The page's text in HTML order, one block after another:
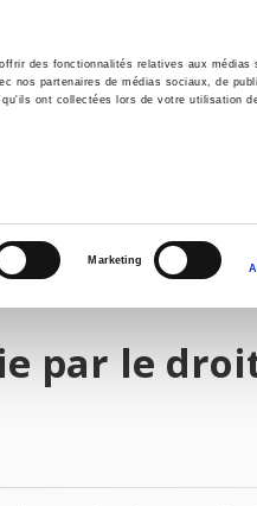
des fonctionnalités relatives aux
nos partenaires de médias sociaux, de
ont collectées lors de votre utilisation
Marketing
Histoire
par le